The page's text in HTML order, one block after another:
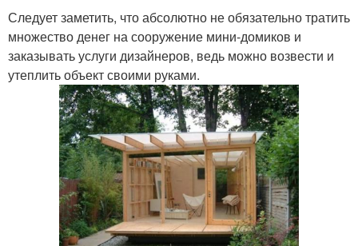
Следует заметить, что абсолютно не обязательно тратить
множество денег на сооружение мини-домиков и
заказывать услуги дизайнеров, ведь можно возвести и
утеплить объект своими руками.